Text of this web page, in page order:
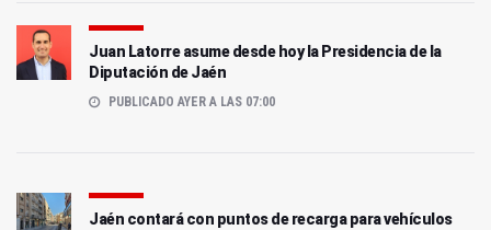
Juan Latorre asume desde hoy la Presidencia de la
Diputación de Jaén
PUBLICADO AYER A LAS 07:00
Jaén contará con puntos de recarga para vehículos